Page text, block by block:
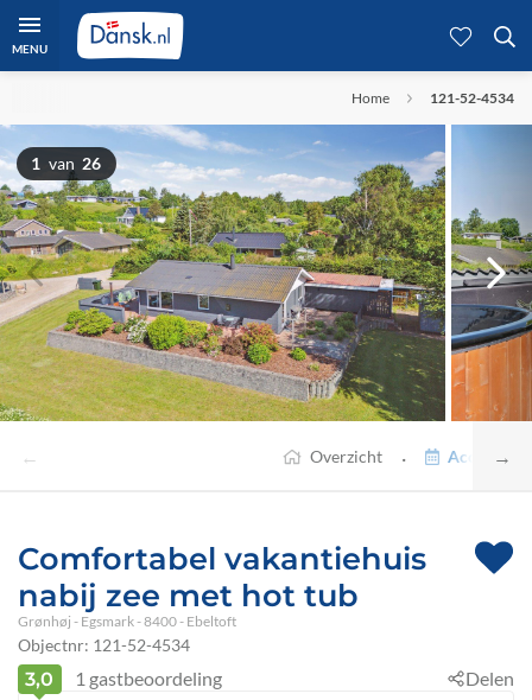
MENU
Home 121-52-4534
1 van 26
← →
Overzicht ·
Comfortabel vakantiehuis
nabij zee met hot tub
Grønhøj - Egsmark - 8400 - Ebeltoft
Objectnr: 121-52-4534
3,0 1 gastbeoordeling Delen